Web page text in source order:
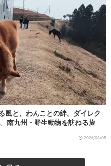
風と、わんことの絆。ダイレク
南九州・野生動物を訪ねる旅
2026/08/05